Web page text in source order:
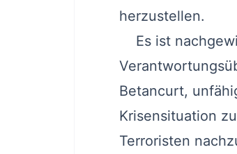
herzustellen.
Es ist
Betancurt,
Krisensituation
Terroristen